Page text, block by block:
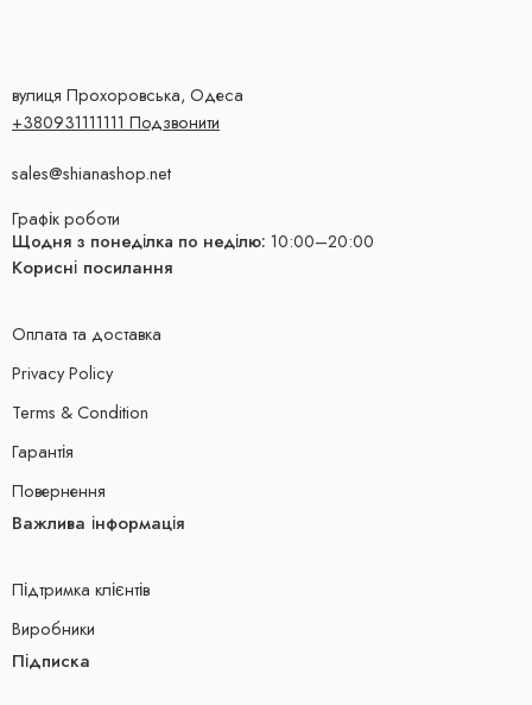
вулиця Прохоровська, Одеса
+380931111111 Подзвонити
sales@shianashop.net
Графік роботи
Щодня з понеділка по неділю: 10:00–20:00
Корисні посилання
Оплата та доставка
Privacy Policy
Terms & Condition
Гарантія
Повернення
Важлива інформація
Підтримка клієнтів
Виробники
Підписка